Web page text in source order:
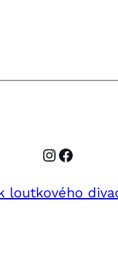
Instagram
loutkového